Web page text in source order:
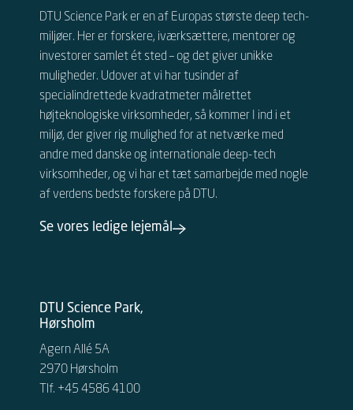
DTU Science Park er en af Europas største deep tech-
miljøer. Her er forskere, iværksættere, mentorer og
investorer samlet ét sted – og det giver unikke
muligheder. Udover at vi har tusinder af
specialindrettede kvadratmeter målrettet
højteknologiske virksomheder, så kommer I ind i et
miljø, der giver rig mulighed for at netværke med
andre med danske og internationaledeep-tech
virksomheder, og vi har et tæt samarbejde med nogle
af verdens bedste forskere på DTU.
Se vores ledige lejemål
DTU Science Park,
Hørsholm
Agern Allé 5A
2970 Hørsholm
Tlf. +45 4586 4100